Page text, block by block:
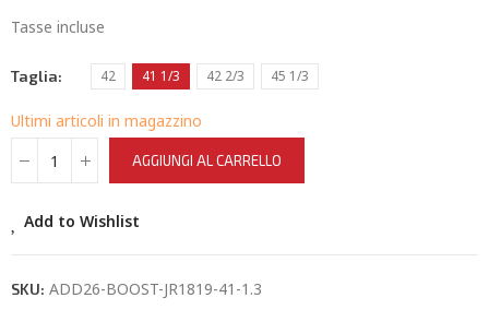
Tasse incluse
Taglia 42 41 1/3 42 2/3 45 1/3
Ultimi articoli in magazzino
AGGIUNGI AL CARRELLO
Add to Wishlist
SKU: ADD26-BOOST-JR1819-41-1.3